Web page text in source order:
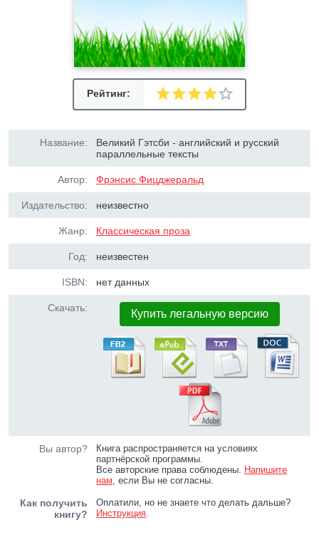
Рейтинг:
Название:
Великий Гэтсби - английский и русский
параллельные тексты
Автор: Фрэнсис Фицджеральд
Издательство: неизвестно
Жанр: Классическая проза
Год: неизвестен
ISBN: нет данных
Скачать: Купить легальную версию
Вы автор?
Книга распространяется на условиях
партнёрской программы.
Все авторские права соблюдены. Напишите
нам, если Вы не согласны.
Как получить
книгу?
Оплатили, но не знаете что делать дальше?
Инструкция.